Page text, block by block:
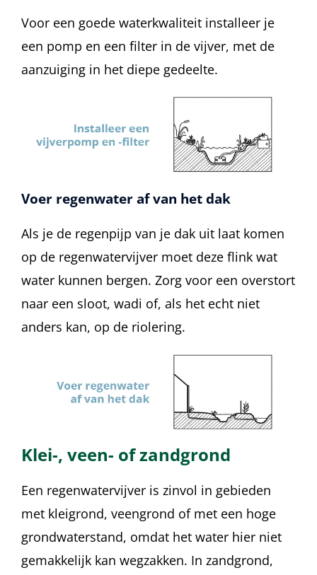
Voor een goede waterkwaliteit installeer je
een pomp en een filter in de vijver, met de
aanzuiging in het diepe gedeelte.
Voer regenwater af van het dak
Als je de regenpijp van je dak uit laat komen
op de regenwatervijver moet deze flink wat
water kunnen bergen. Zorg voor een overstort
naar een sloot, wadi of, als het echt niet
anders kan, op de riolering.
Klei-, veen- of zandgrond
Een regenwatervijver is zinvol in gebieden
met kleigrond, veengrond of met een hoge
grondwaterstand, omdat het water hier niet
gemakkelijk kan wegzakken. In zandgrond,